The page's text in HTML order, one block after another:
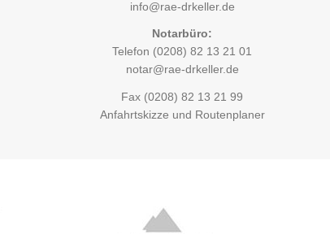
info@rae-drkeller.de
Notarbüro:
Telefon (0208) 82 13 21 01
notar@rae-drkeller.de
Fax (0208) 82 13 21 99
Anfahrtskizze und Routenplaner